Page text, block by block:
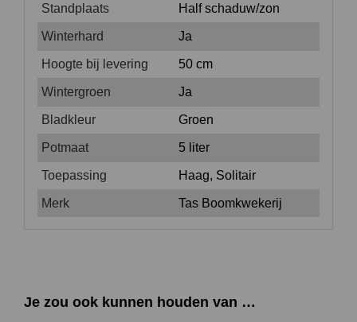
Standplaats Half schaduw/zon
Winterhard Ja
Hoogte bij levering 50 cm
Wintergroen Ja
Bladkleur Groen
Potmaat 5 liter
Toepassing Haag, Solitair
Merk Tas Boomkwekerij
Je zou ook kunnen houden van …